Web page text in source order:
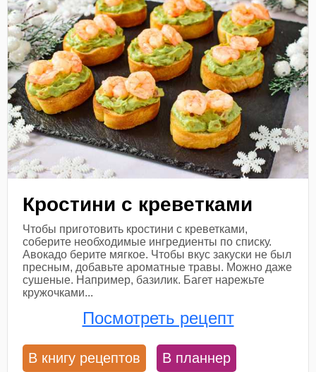
Кростини с креветками
Чтобы приготовить кростини с креветками,
соберите необходимые ингредиенты по списку.
Авокадо берите мягкое. Чтобы вкус закуски не был
пресным, добавьте ароматные травы. Можно даже
сушеные. Например, базилик. Багет нарежьте
кружочками...
Посмотреть рецепт
В книгу рецептов В планнер